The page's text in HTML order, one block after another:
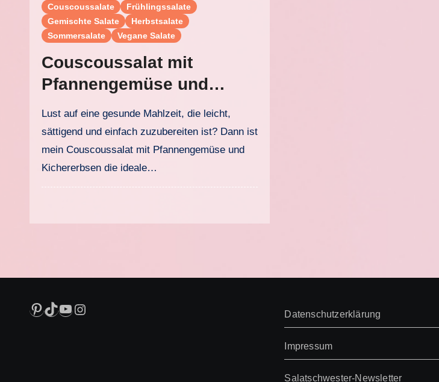
Couscoussalate
Frühlingssalate
Gemischte Salate
Herbstsalate
Sommersalate
Vegane Salate
Couscoussalat mit
Pfannengemüse und
Kichererbsen
Lust auf eine gesunde Mahlzeit, die leicht,
sättigend und einfach zuzubereiten ist? Dann ist
mein Couscoussalat mit Pfannengemüse und
Kichererbsen die ideale…
Pinterest
TikTok
YouTube
Instagram Datenschutzerklärung
Impressum
Salatschwester-Newsletter